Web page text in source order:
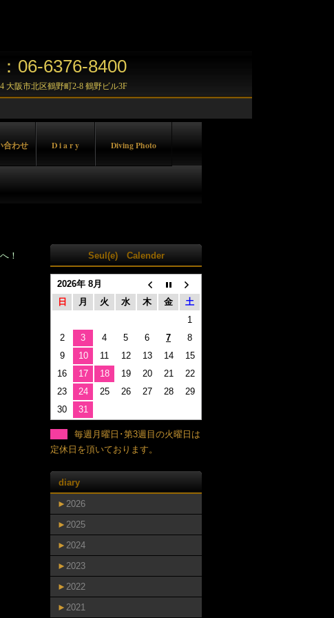
06-6376-8400
大阪市北区鶴野町2-8 鶴野ビル3F
合わせ D i a r y Diving Photo
！ Seul(e) Calender
2026年 8月
日
月 火 水 木 金
土
1
2
3 4 5 6 7
8
9
10 11 12 13 14
15
16
17 18 19 20 21
22
23
24 25 26 27 28
29
30
31
毎週月曜日･第3週目の火曜日は
定休日を頂いております。
diary
► 2026
► 2025
► 2024
► 2023
► 2022
► 2021